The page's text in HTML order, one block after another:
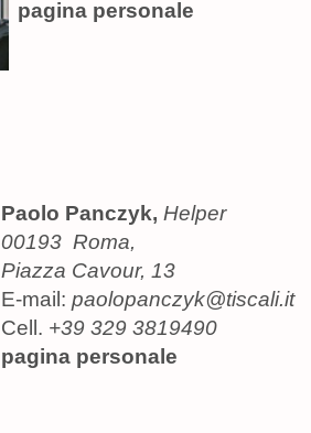
pagina personale
Paolo Panczyk, Helper
00193 Roma,
Piazza Cavour, 13
E-mail: paolopanczyk@tiscali.it
Cell. +39 329 3819490
pagina personale